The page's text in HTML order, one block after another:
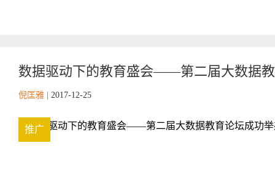
数据驱动下的教育盛会——第二届大数据
倪匡雅 2017-12-25
推广